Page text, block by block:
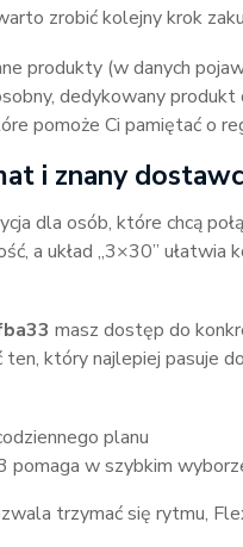
zrobić kolejny krok
produkty (w danych
dedykowany
pomoże Ci pamiętać o
i znany
dla osób, które chcą
a układ „3×30” ułatwia
masz dostęp do
który najlepiej pasuje
planu
pomaga w szybkim
trzymać się rytmu,